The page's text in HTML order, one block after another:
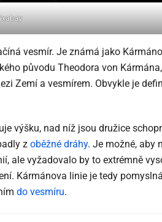
vesmír. Je známá jako
původu Theodora von
Zemí a vesmírem. Obvykle je
výšku, nad níž jsou družice
z oběžné dráhy. Je možné, aby
ale vyžadovalo by to extrémně
Kármánova linie je tedy
do vesmíru.